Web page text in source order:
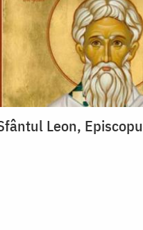
Leon,